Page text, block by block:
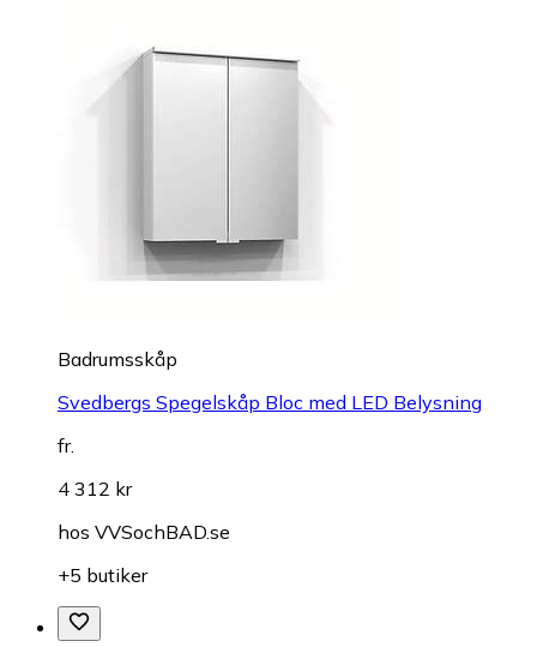
Badrumsskåp
Svedbergs Spegelskåp Bloc med LED Belysning
fr.
4 312 kr
hos VVSochBAD.se
+5 butiker